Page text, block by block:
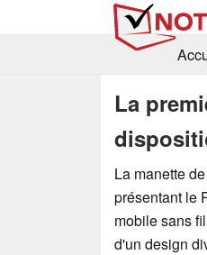
La
La manette
présentant le
mobile sans
d'un design